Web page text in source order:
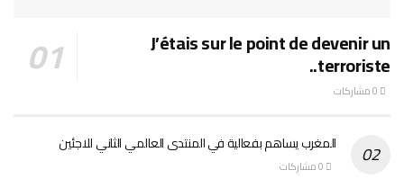
J’étais sur le point de devenir un
terroriste..
المغرب يساهم بفعالية في المنتدى العالمي الثاني للاجئين